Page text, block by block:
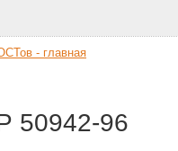
- главная
50942-96